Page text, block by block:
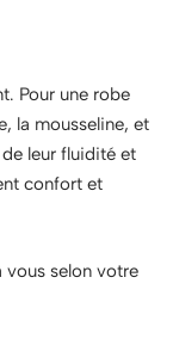
Pour une robe
la mousseline, et
leur fluidité et
confort et
vous selon votre